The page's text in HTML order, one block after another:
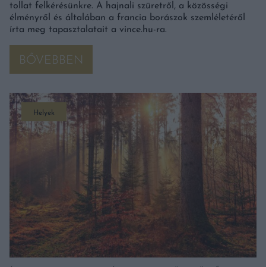
tollat felkérésünkre. A hajnali szüretről, a közösségi
élményről és általában a francia borászok szemléletéről
írta meg tapasztalatait a vince.hu-ra.
BŐVEBBEN
Helyek